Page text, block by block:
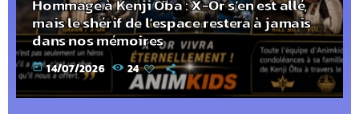
Hommage à Kenji Ōba : X-Or s’en est allé,
mais le shérif de l’espace restera à jamais
dans nos mémoires
today 14/07/2026 24